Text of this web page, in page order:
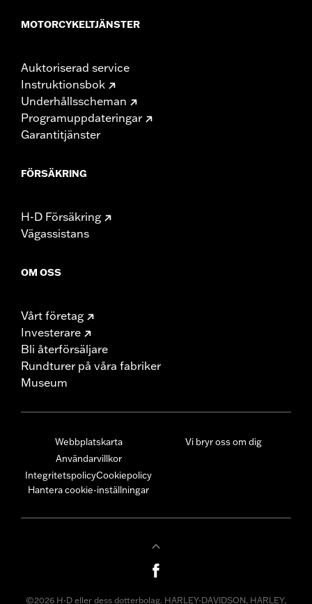
MOTORCYKELTJÄNSTER
Auktoriserad service
Instruktionsbok
Underhållsscheman
Programuppdateringar
Garantitjänster
FÖRSÄKRING
H-D Försäkring
Vägassistans
OM OSS
Vårt företag
Investerare
Bli återförsäljare
Rundturer på våra fabriker
Museum
Webbplatskarta
Användarvillkor
IntegritetspolicyCookiepolicy
Hantera cookie-inställningar
Vi bryr oss om dig
©2026 H-D eller dess dotterbolag. HARLEY-DAVIDSON, HARLEY,